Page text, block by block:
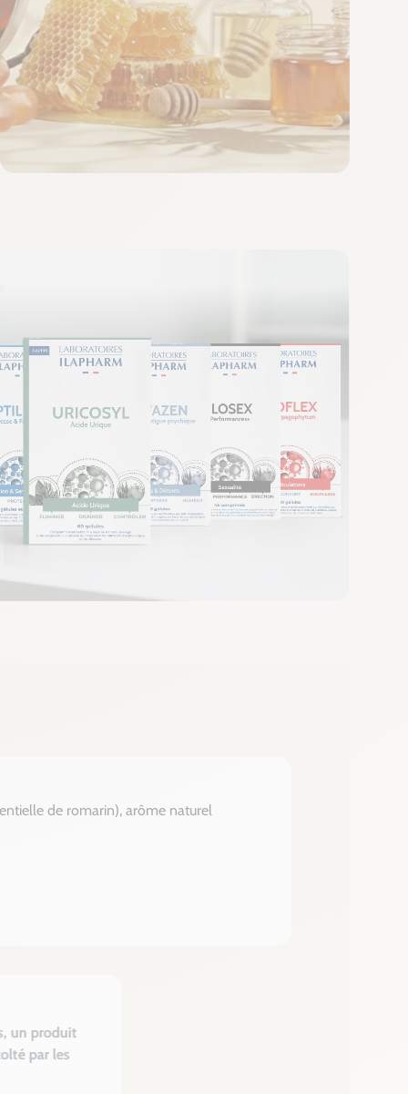
de romarin), arôme naturel
un produit
par les